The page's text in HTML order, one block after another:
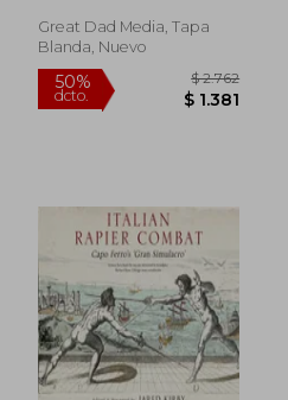
50% $ 1.921
Great Dad Media, Tapa
Blanda, Nuevo